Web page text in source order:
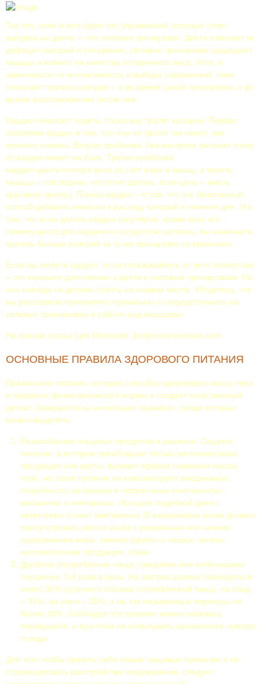
Так что, если и есть один тип упражнений, которые стоит
выбрать на диете, – это силовые тренировки. Диета отвечает за
дефицит калорий и похудение, силовые тренировки защищают
мышцы и влияют на качество потерянного веса. Хотя, в
зависимости от интенсивность и выбора упражнений, тоже
помогают тратить калории – и во время самой тренировки, и во
время восстановления после нее.
Кардио помогает худеть, поскольку тратит калории. Первая
проблема кардио в том, что оно не тратит так много, как
принято считать. Вторая проблема: без контроля питания толку
от кардио может не быть. Третья проблема:
кардио+диета=потеря веса за счет жира и мышц, а терять
мышцы – последнее, что стоит делать, если цель – иметь
красивую фигуру. Плюсы кардио – в том, что это безопасный
способ добавить немного к расходу калорий в течения дня. И в
том, что если делать кардио регулярно, кроме всех его
преимуществ для сердечно-сосудистой системы, вы начинаете
тратить больше калорий за ту же тренировку со временем.
Если вы любите кардио, то не отказывайтесь от него полностью
– это хорошее дополнение к диете и силовым тренировкам. Но
оно никогда не должно стоять на первом месте. Убедитесь, что
вы расставили приоритеты правильно и сосредоточьтесь на
силовых тренировках и работе над мышцами.
На основе статьи Lyle Mcdonald, bodyrecomposition.com
ОСНОВНЫЕ ПРАВИЛА ЗДОРОВОГО ПИТАНИЯ
Правильное питание, которое способно удерживать массу тела
в пределах физиологической нормы и создает естественный
детокс, базируется на нескольких правилах, среди которых
можно выделить:
Разнообразие пищевых продуктов в рационе. Скудное
питание, в котором преобладает только кисломолочная
продукция или крупы, вызовет эффект снижения массы
тела, но такое питание не компенсирует ежедневную
потребность организма в питательных компонентах,
витаминах и минералах. Исходом подобной диеты
неминуемо станет авитаминоз. В ежедневном меню должно
присутствовать мясо и рыба с умеренным или низким
содержанием жира, свежие фрукты и овощи, зелень,
кисломолочная продукция, злаки.
Дробное употребление пищи, средними или небольшими
порциями, 3-4 раза в день. На завтрак должно приходиться
около 30% суточного объема потребляемой пищи, на обед
– 35%, на ужин – 25%, а на так называемые перекусы не
более 10%. Соблюдая это правило можно избежать
переедания, и при этом не испытывать хроническое чувство
голода.
Для того чтобы привить себе новые пищевые привычки и не
спровоцировать расстройства пищеварения, следует